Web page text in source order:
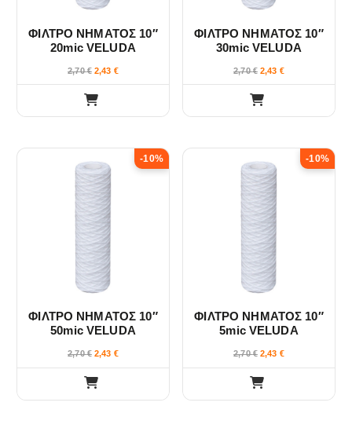
ΦΙΛΤΡΟ ΝΗΜΑΤΟΣ 10″
20mic VELUDA
2,70€ 2,43 €
ΦΙΛΤΡΟ ΝΗΜΑΤΟΣ 10″
30mic VELUDA
2,70€ 2,43 €
-10%
ΦΙΛΤΡΟ ΝΗΜΑΤΟΣ 10″
50mic VELUDA
2,70€ 2,43 €
-10%
ΦΙΛΤΡΟ ΝΗΜΑΤΟΣ 10″
5mic VELUDA
2,70€ 2,43 €